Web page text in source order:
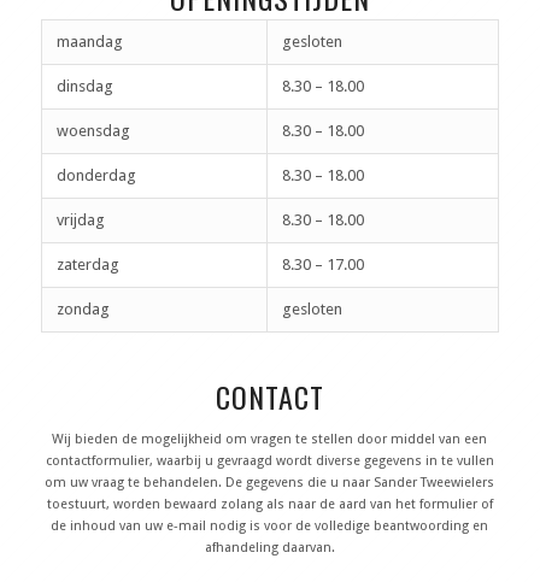
maandag gesloten
dinsdag 8.30 – 18.00
woensdag 8.30 – 18.00
donderdag 8.30 – 18.00
vrijdag 8.30 – 18.00
zaterdag 8.30 – 17.00
zondag gesloten
CONTACT
Wij bieden de mogelijkheid om vragen te stellen door middel van een
contactformulier, waarbij u gevraagd wordt diverse gegevens in te vullen
om uw vraag te behandelen. De gegevens die u naar Sander Tweewielers
toestuurt, worden bewaard zolang als naar de aard van het formulier of
de inhoud van uw e-mail nodig is voor de volledige beantwoording en
afhandeling daarvan.